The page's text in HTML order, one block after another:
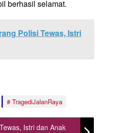
berhasil selamat.
Polisi Tewas, Istri
TragediJalanRaya
Istri dan Anak